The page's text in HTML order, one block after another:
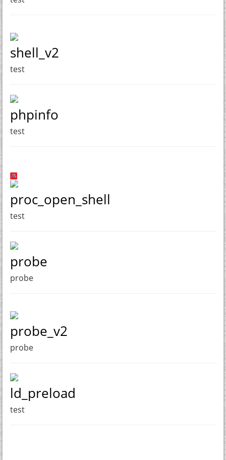
shell_v2
test
phpinfo
test
proc_open_shell
test
probe
probe
probe_v2
probe
ld_preload
test